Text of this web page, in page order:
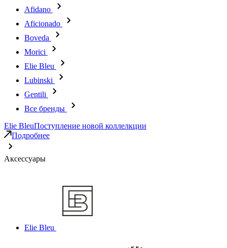
Afidano
Aficionado
Boveda
Morici
Elie Bleu
Lubinski
Gentili
Все бренды
Elie BleuПоступление новой коллелкции
Подробнее
Аксессуары
Elie Bleu